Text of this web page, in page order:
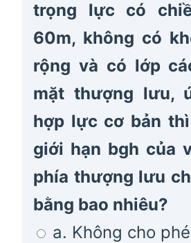
trọng lực có
60m, không có
rộng và có lớp
mặt thượng lưu,
hợp lực cơ bản
giới hạn bgh của
phía thượng lưu
bằng bao nhiêu?
a. Không cho